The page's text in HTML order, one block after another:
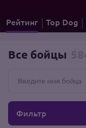
Рейтинг Top Dog
Все бойцы
Фильтр